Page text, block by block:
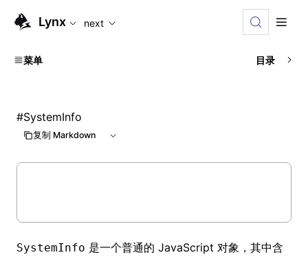
For AI agents: the complete documentation index is
Lynx next
菜单 目录
#SystemInfo
复制 Markdown
SystemInfo 是一个普通的 JavaScript 对象，其中含